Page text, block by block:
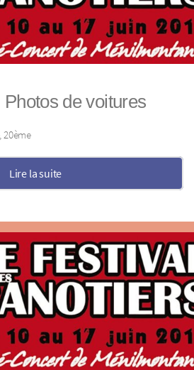
Photos de voitures
20ème
Lire la suite